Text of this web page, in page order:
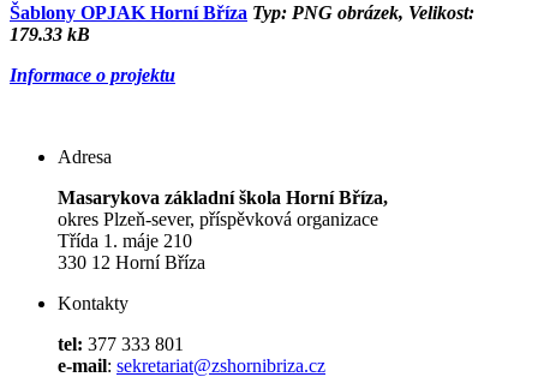
Šablony OPJAK Horní Bříza Typ: PNG obrázek, Velikost:
179.33 kB
Informace o projektu
Adresa
Masarykova základní škola Horní Bříza,
okres Plzeň-sever, příspěvková organizace
Třída 1. máje 210
330 12 Horní Bříza
Kontakty
tel: 377 333 801
e-mail: sekretariat@zshornibriza.cz